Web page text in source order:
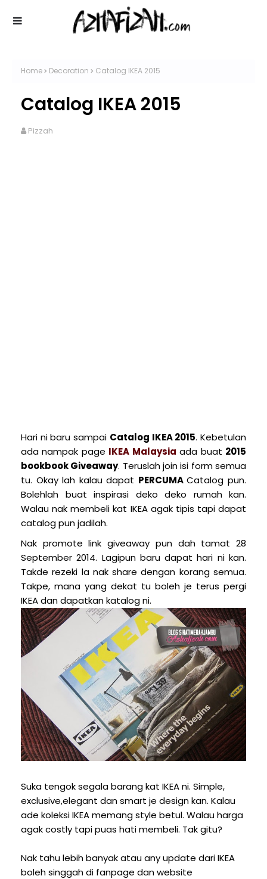
Home Decoration Catalog IKEA 2015
Catalog IKEA 2015
Pizzah
Hari ni baru sampai Catalog IKEA 2015. Kebetulan
ada nampak page IKEA Malaysia ada buat 2015
bookbook Giveaway. Teruslah join isi form semua
tu. Okay lah kalau dapat PERCUMACatalog pun.
Bolehlah buat inspirasi deko deko rumah kan.
Walau nak membeli kat IKEA agak tipis tapi dapat
catalog pun jadilah.
Nak promote link giveaway pun dah tamat 28
September 2014. Lagipun baru dapat hari ni kan.
Takde rezeki la nak share dengan korang semua.
Takpe, mana yang dekat tu boleh je terus pergi
IKEA dan dapatkan katalog ni.
Suka tengok segala barang kat IKEA ni. Simple,
exclusive,elegant dan smart je design kan. Kalau
ade koleksi IKEA memang style betul. Walau harga
agak costly tapi puas hati membeli. Tak gitu?
Nak tahu lebih banyak atau any update dari IKEA
boleh singgah di fanpage dan website